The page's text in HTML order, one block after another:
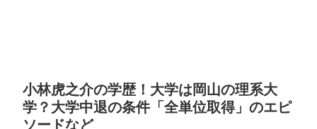
小林虎之介の学歴！大学は岡山の理系大
学？大学中退の条件「全単位取得」のエピ
ソードなど